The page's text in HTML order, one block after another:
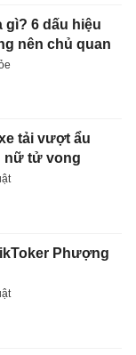
gì? 6 dấu hiệu
nên chủ quan
tải vượt ẩu
nữ tử vong
Phượng